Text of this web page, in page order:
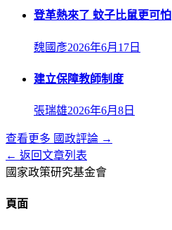
登革熱來了 蚊子比鼠更可怕
魏國彥2026年6月17日
建立保障教師制度
張瑞雄2026年6月8日
查看更多 國政評論 →
← 返回文章列表
國家政策研究基金會
頁面